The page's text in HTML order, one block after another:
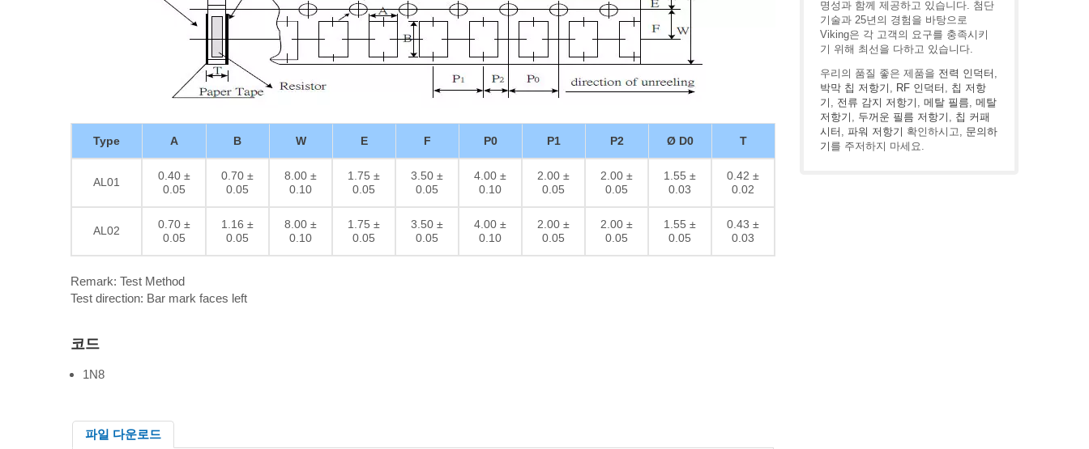
Type A B W E F P0 P1 P2 Ø D0 T
AL01
0.40 ±
0.05
0.70 ±
0.05
8.00 ±
0.10
1.75 ±
0.05
3.50 ±
0.05
4.00 ±
0.10
2.00 ±
0.05
2.00 ±
0.05
1.55 ±
0.03
0.42 ±
0.02
AL02
0.70 ±
0.05
1.16 ±
0.05
8.00 ±
0.10
1.75 ±
0.05
3.50 ±
0.05
4.00 ±
0.10
2.00 ±
0.05
2.00 ±
0.05
1.55 ±
0.05
0.43 ±
0.03
Remark: Test Method
Test direction: Bar mark faces left
코드
1N8
파일 다운로드
명성과 함께 제공하고 있습니다. 첨단
기술과 25년의 경험을 바탕으로
Viking은 각 고객의 요구를 충족시키
기 위해 최선을 다하고 있습니다.
우리의 품질 좋은 제품을 전력 인덕터 ,
박막 칩 저항기 , RF 인덕터 , 칩 저항
기 , 전류 감지 저항기 , 메탈 필름, 메탈
저항기 , 두꺼운 필름 저항기 , 칩 커패
시터 , 파워 저항기 확인하시고, 문의하
기 를 주저하지 마세요.